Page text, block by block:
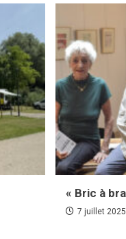
« Bric à
7 juillet 2025